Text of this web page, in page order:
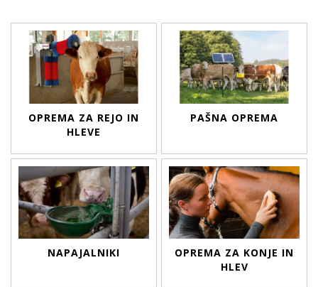
OPREMA ZA REJO IN
HLEVE
PAŠNA OPREMA
NAPAJALNIKI
OPREMA ZA KONJE IN
HLEV